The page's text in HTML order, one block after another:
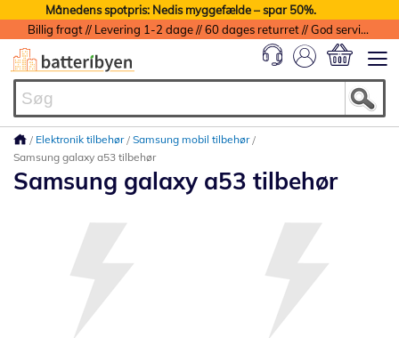
Månedens spotpris: Nedis myggefælde – spar 50%.
Billig fragt // Levering 1-2 dage // 60 dages returret // God service med garanti
Elektronik tilbehør Samsung mobil tilbehør
Samsung galaxy a53 tilbehør
Samsung galaxy a53 tilbehør